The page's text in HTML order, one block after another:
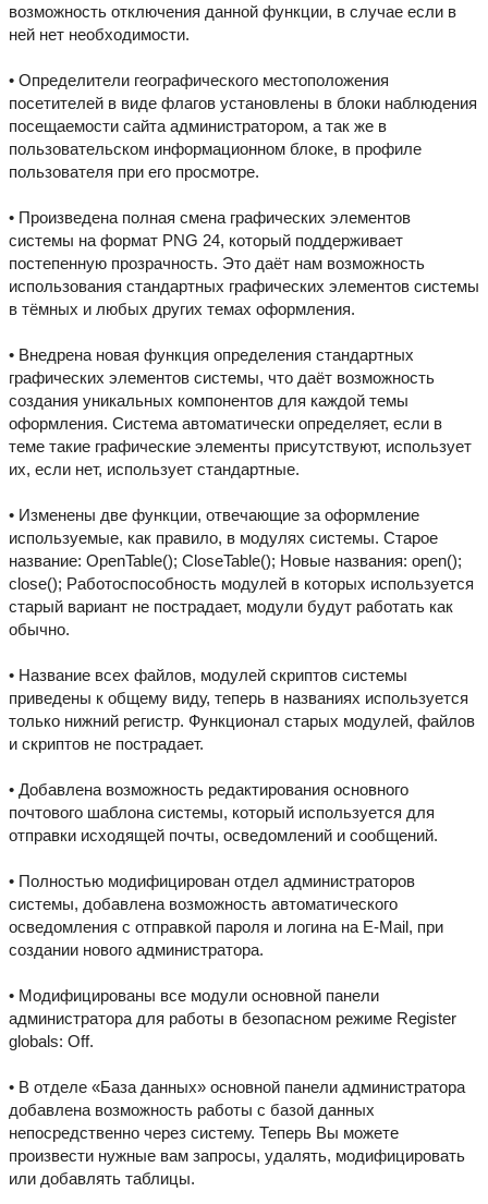
возможность отключения данной функции, в случае если в
ней нет необходимости.
• Определители географического местоположения
посетителей в виде флагов установлены в блоки наблюдения
посещаемости сайта администратором, а так же в
пользовательском информационном блоке, в профиле
пользователя при его просмотре.
• Произведена полная смена графических элементов
системы на формат PNG 24, который поддерживает
постепенную прозрачность. Это даёт нам возможность
использования стандартных графических элементов системы
в тёмных и любых других темах оформления.
• Внедрена новая функция определения стандартных
графических элементов системы, что даёт возможность
создания уникальных компонентов для каждой темы
оформления. Система автоматически определяет, если в
теме такие графические элементы присутствуют, использует
их, если нет, использует стандартные.
• Изменены две функции, отвечающие за оформление
используемые, как правило, в модулях системы. Старое
название: OpenTable(); CloseTable(); Новые названия: open();
close(); Работоспособность модулей в которых используется
старый вариант не пострадает, модули будут работать как
обычно.
• Название всех файлов, модулей скриптов системы
приведены к общему виду, теперь в названиях используется
только нижний регистр. Функционал старых модулей, файлов
и скриптов не пострадает.
• Добавлена возможность редактирования основного
почтового шаблона системы, который используется для
отправки исходящей почты, осведомлений и сообщений.
• Полностью модифицирован отдел администраторов
системы, добавлена возможность автоматического
осведомления с отправкой пароля и логина на E-Mail, при
создании нового администратора.
• Модифицированы все модули основной панели
администратора для работы в безопасном режиме Register
globals: Off.
• В отделе «База данных» основной панели администратора
добавлена возможность работы с базой данных
непосредственно через систему. Теперь Вы можете
произвести нужные вам запросы, удалять, модифицировать
или добавлять таблицы.